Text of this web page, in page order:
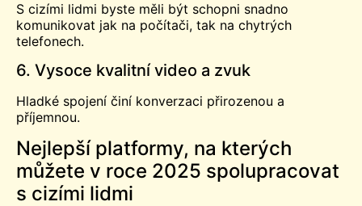
S cizími lidmi byste měli být schopni snadno
komunikovat jak na počítači, tak na chytrých
telefonech.
6. Vysoce kvalitní video a zvuk
Hladké spojení činí konverzaci přirozenou a
příjemnou.
Nejlepší platformy, na kterých
můžete v roce 2025 spolupracovat
s cizími lidmi